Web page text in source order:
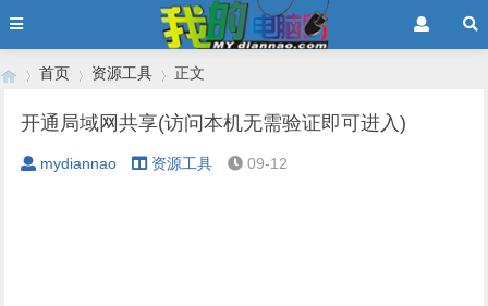
›
首页
›
资源工具
›
正文
开通局域网共享(访问本机无需验证即可进入)
mydiannao 资源工具 09-12